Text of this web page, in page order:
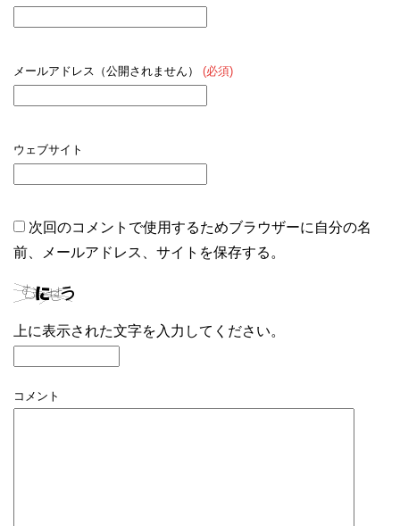
メールアドレス（公開されません） (必須)
ウェブサイト
次回のコメントで使用するためブラウザーに自分の名
前、メールアドレス、サイトを保存する。
上に表示された文字を入力してください。
コメント